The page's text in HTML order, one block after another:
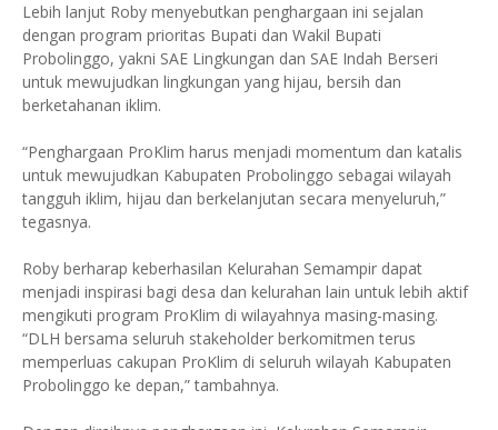
Lebih lanjut Roby menyebutkan penghargaan ini sejalan
dengan program prioritas Bupati dan Wakil Bupati
Probolinggo, yakni SAE Lingkungan dan SAE Indah Berseri
untuk mewujudkan lingkungan yang hijau, bersih dan
berketahanan iklim.
“Penghargaan ProKlim harus menjadi momentum dan katalis
untuk mewujudkan Kabupaten Probolinggo sebagai wilayah
tangguh iklim, hijau dan berkelanjutan secara menyeluruh,”
tegasnya.
Roby berharap keberhasilan Kelurahan Semampir dapat
menjadi inspirasi bagi desa dan kelurahan lain untuk lebih aktif
mengikuti program ProKlim di wilayahnya masing-masing.
“DLH bersama seluruh stakeholder berkomitmen terus
memperluas cakupan ProKlim di seluruh wilayah Kabupaten
Probolinggo ke depan,” tambahnya.